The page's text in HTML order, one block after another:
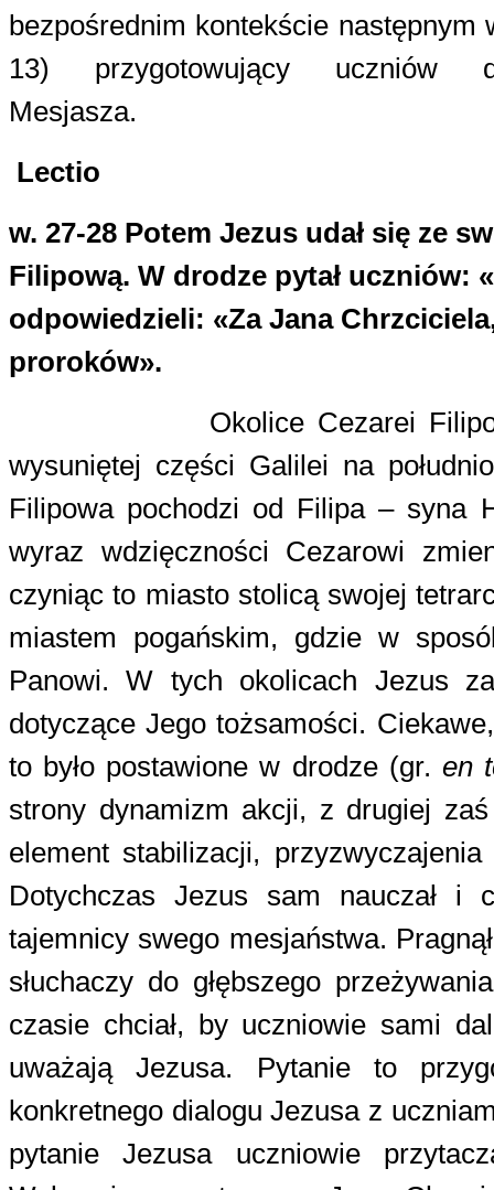
bezpośrednim kontekście
13) przygotowujący uczniów
Mesjasza.
Lectio
w. 27-28 Potem Jezus udał się ze
Filipową. W drodze pytał uczniów:
odpowiedzieli: «Za Jana
proroków».
Okolice Cezarei
wysuniętej części Galilei na
Filipowa pochodzi od Filipa – syna
wyraz wdzięczności Cezarowi
czyniąc to miasto stolicą swojej
miastem pogańskim, gdzie w
Panowi. W tych okolicach Jezus
dotyczące Jego tożsamości.
to było postawione w drodze (gr. en
strony dynamizm akcji, z drugiej
element stabilizacji,
Dotychczas Jezus sam nauczał i
tajemnicy swego mesjaństwa.
słuchaczy do głębszego
czasie chciał, by uczniowie sami
uważają Jezusa. Pytanie to
konkretnego dialogu Jezusa z
pytanie Jezusa uczniowie